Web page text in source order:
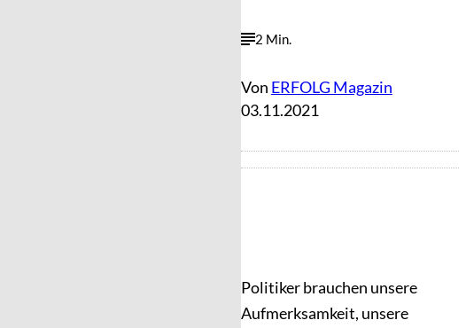
2 Min.
Von ERFOLG Magazin
03.11.2021
Politiker brauchen unsere
Aufmerksamkeit, unsere